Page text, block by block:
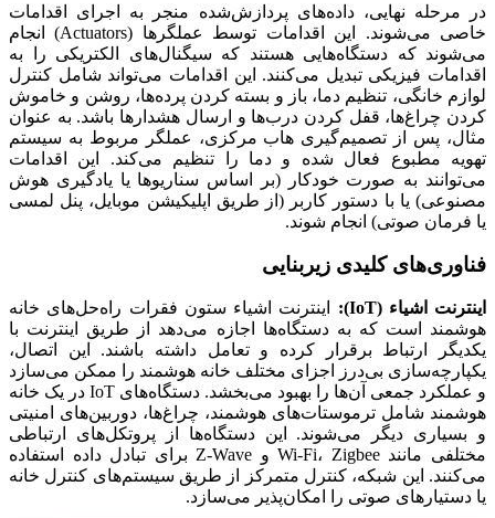
در مرحله نهایی، داده‌های پردازش‌شده منجر به اجرای اقدامات
خاصی می‌شوند. این اقدامات توسط عملگرها (Actuators) انجام
می‌شوند که دستگاه‌هایی هستند که سیگنال‌های الکتریکی را به
اقدامات فیزیکی تبدیل می‌کنند. این اقدامات می‌تواند شامل کنترل
لوازم خانگی، تنظیم دما، باز و بسته کردن پرده‌ها، روشن و خاموش
کردن چراغ‌ها، قفل کردن درب‌ها و ارسال هشدارها باشد. به عنوان
مثال، پس از تصمیم‌گیری هاب مرکزی، عملگر مربوط به سیستم
تهویه مطبوع فعال شده و دما را تنظیم می‌کند. این اقدامات
می‌توانند به صورت خودکار (بر اساس سناریوها یا یادگیری هوش
مصنوعی) یا با دستور کاربر (از طریق اپلیکیشن موبایل، پنل لمسی
یا فرمان صوتی) انجام شوند.
فناوری‌های کلیدی زیربنایی
اینترنت اشیاء (IoT):
اینترنت اشیاء ستون فقرات راه‌حل‌های خانه
هوشمند است که به دستگاه‌ها اجازه می‌دهد از طریق اینترنت با
یکدیگر ارتباط برقرار کرده و تعامل داشته باشند. این اتصال،
یکپارچه‌سازی بی‌درز اجزای مختلف خانه هوشمند را ممکن می‌سازد
و عملکرد جمعی آن‌ها را بهبود می‌بخشد. دستگاه‌های IoT در یک خانه
هوشمند شامل ترموستات‌های هوشمند، چراغ‌ها، دوربین‌های امنیتی
و بسیاری دیگر می‌شوند. این دستگاه‌ها از پروتکل‌های ارتباطی
مختلفی مانند Wi-Fi، Zigbee و Z-Wave برای تبادل داده استفاده
می‌کنند. این شبکه، کنترل متمرکز از طریق سیستم‌های کنترل خانه
یا دستیارهای صوتی را امکان‌پذیر می‌سازد.